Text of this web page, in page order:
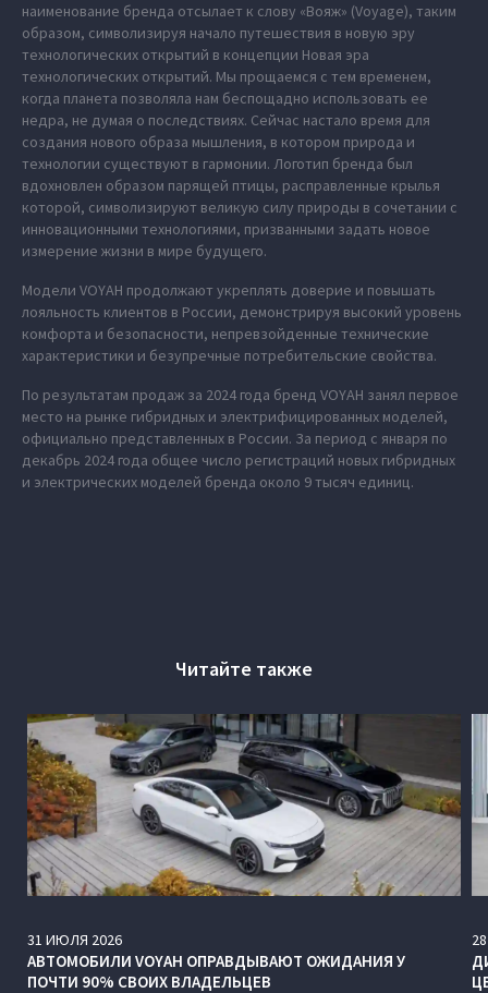
наименование бренда отсылает к слову «Вояж» (Voyage), таким
образом, символизируя начало путешествия в новую эру
технологических открытий в концепции Новая эра
технологических открытий. Мы прощаемся с тем временем,
когда планета позволяла нам беспощадно использовать ее
недра, не думая о последствиях. Сейчас настало время для
создания нового образа мышления, в котором природа и
технологии существуют в гармонии. Логотип бренда был
вдохновлен образом парящей птицы, расправленные крылья
которой, символизируют великую силу природы в сочетании с
инновационными технологиями, призванными задать новое
измерение жизни в мире будущего.
Модели VOYAH продолжают укреплять доверие и повышать
лояльность клиентов в России, демонстрируя высокий уровень
комфорта и безопасности, непревзойденные технические
характеристики и безупречные потребительские свойства.
По результатам продаж за 2024 года бренд VOYAH занял первое
место на рынке гибридных и электрифицированных моделей,
официально представленных в России. За период с января по
декабрь 2024 года общее число регистраций новых гибридных
и электрических моделей бренда около 9 тысяч единиц.
Читайте также
31 ИЮЛЯ 2026
АВТОМОБИЛИ VOYAH ОПРАВДЫВАЮТ ОЖИДАНИЯ У
ПОЧТИ 90% СВОИХ ВЛАДЕЛЬЦЕВ
28